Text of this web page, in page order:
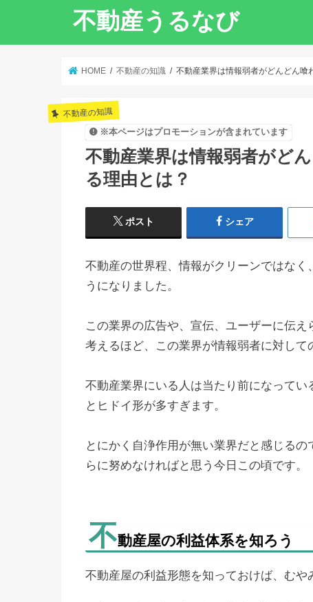
不動産うるなび
HOME 不動産の知識 不動産業界は情報弱者がどんどん喰
不動産の知識
※本ページはプロモーションが含まれています
不動産業界は情報弱者がど
る理由とは？
ポスト シェア
不動産の世界程、情報がクリーンではな
うになりました。
この業界の広告や、宣伝、ユーザーに伝
考えるほど、この業界が情報弱者に対して
不動産業界にいる人は当たり前になって
とヒドイ形が多すぎます。
とにかく自浄作用が無い業界だと感じる
らに努めなければと思う今日この頃です。
不動産屋の利益体系を知ろう
不動産屋の利益形態を知っておけば、むや